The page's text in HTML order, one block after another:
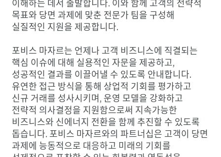
이해하는 데서 출발합니다. 이와 함께 고객의 전략적
목표와 당면 과제에 맞춘 전문가 팀을 구성해
실질적인 지원을 제공합니다.
포비스 마자르는 언제나 고객 비즈니스에 직결되는
핵심 이슈에 대해 실용적인 자문을 제공하고,
성공적인 결과를 이끌어낼 수 있도록 안내합니다.
유연한 접근 방식을 통해 상업적 기회를 평가하고
신규 거래를 성사시키며, 운영 모델을 강화하고
전략적 의사결정을 지원함으로써 지속가능한
비즈니스와 신에너지 전환을 함께 추진할 수 있도록
돕습니다. 포비스 마자르와의 파트너십은 고객이 당면
과제에 능동적으로 대응하고 미래의 기회를